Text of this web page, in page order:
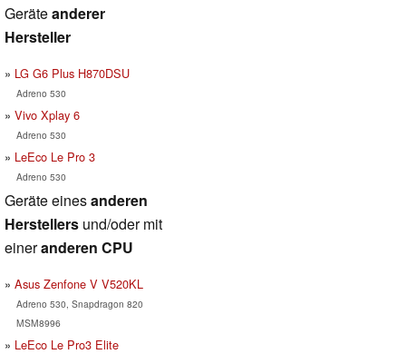
Geräteanderer
Hersteller
LG G6 Plus H870DSU
Adreno 530
Vivo Xplay 6
Adreno 530
LeEco Le Pro 3
Adreno 530
Geräte einesanderen
Herstellers und/oder mit
eineranderen CPU
Asus Zenfone V V520KL
Adreno 530, Snapdragon 820
MSM8996
LeEco Le Pro3 Elite